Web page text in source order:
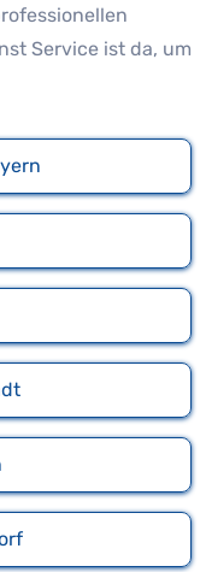
Service ist da, um